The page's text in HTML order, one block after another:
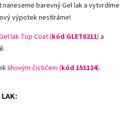
barevný Gel lak a vytvrdíme
výpotek nestíráme!
lak Top Coat (kód GLET0211) a
lihovým čističem (kód 151124).